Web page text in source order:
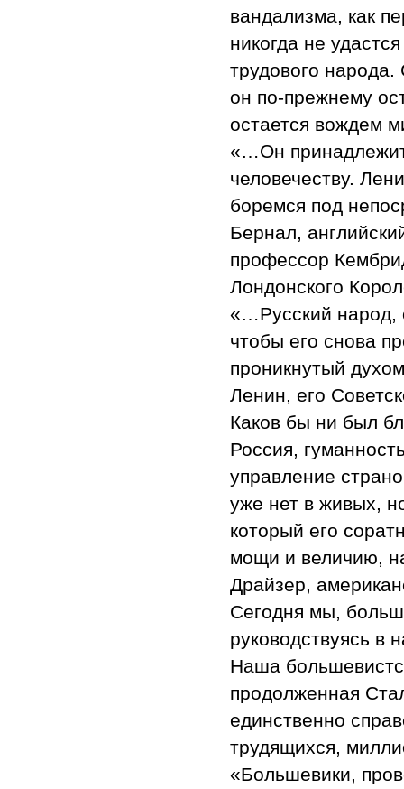
вандализма, как
никогда не
трудового
он по-прежнему
остается вождем
«…Он
человечеству.
боремся под
Бернал,
профессор
Лондонского
«…Русский народ,
чтобы его снова
проникнутый
Ленин, его
Каков бы ни был
Россия,
управление
уже нет в живых,
который его
мощи и величию,
Драйзер,
Сегодня мы,
руководствуясь в
Наша
продолженная
единственно
трудящихся,
«Большевики,